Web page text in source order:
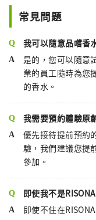
常見問題
我可以隨意品嚐香
是的，您可以隨意
業的員工隨時為您
的香水。
我需要預約體驗原
優先接待提前預約
驗，我們建議您提
參加。
即使我不是
即使不住在